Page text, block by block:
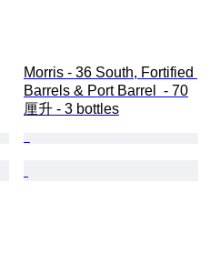
Morris - 36 South, Fortified
Barrels & Port Barrel  - 70
厘升 - 3 bottles